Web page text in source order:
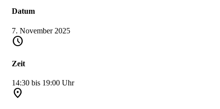
Datum
7. November 2025
schedule
Zeit
14:30 bis 19:00 Uhr
place